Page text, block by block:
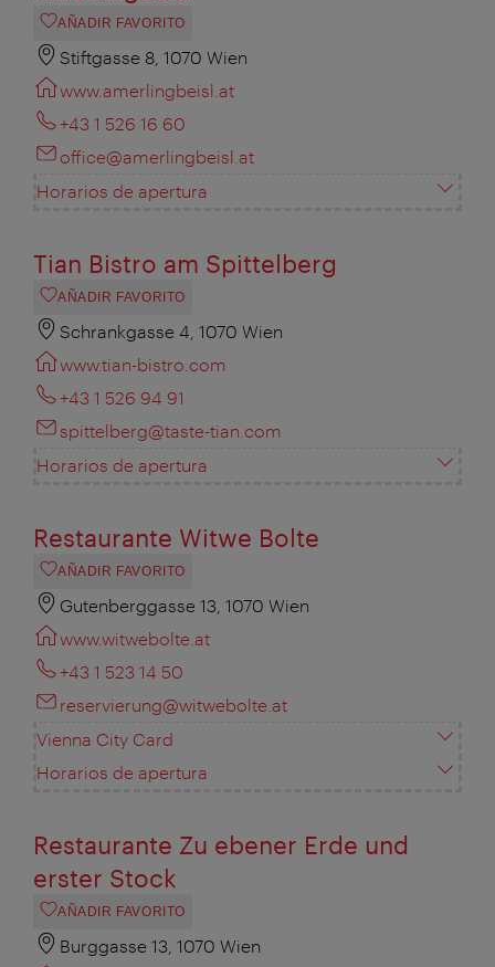
AÑADIR FAVORITO
Stiftgasse 8, 1070 Wien
www.amerlingbeisl.at
+43 1 526 16 60
office@amerlingbeisl.at
Horarios de apertura
Tian Bistro am Spittelberg
AÑADIR FAVORITO
Schrankgasse 4, 1070 Wien
www.tian-bistro.com
+43 1 526 94 91
spittelberg@taste-tian.com
Horarios de apertura
Restaurante Witwe Bolte
AÑADIR FAVORITO
Gutenberggasse 13, 1070 Wien
www.witwebolte.at
+43 1 523 14 50
reservierung@witwebolte.at
Vienna City Card
Horarios de apertura
Restaurante Zu ebener Erde und
erster Stock
AÑADIR FAVORITO
Burggasse 13, 1070 Wien